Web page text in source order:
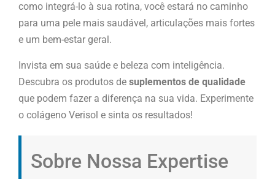
como integrá-lo à sua rotina, você estará no caminho
para uma pele mais saudável, articulações mais fortes
e um bem-estar geral.
Invista em sua saúde e beleza com inteligência.
Descubra os produtos de suplementos de qualidade
que podem fazer a diferença na sua vida. Experimente
o colágeno Verisol e sinta os resultados!
Sobre Nossa Expertise